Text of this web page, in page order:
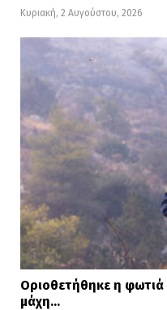
Κυριακή, 2 Αυγούστου, 2026
Οριοθετήθηκε η
μάχη…